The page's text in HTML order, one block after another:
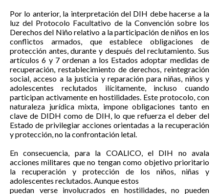
Por lo anterior, la interpretación del DIH debe hacerse a la
luz del Protocolo Facultativo de la Convención sobre los
Derechos del Niño relativo a la participación de niños en los
conflictos armados, que establece obligaciones de
protección antes, durante y después del reclutamiento. Sus
artículos 6 y 7 ordenan a los Estados adoptar medidas de
recuperación, restablecimiento de derechos, reintegración
social, acceso a la justicia y reparación para niñas, niños y
adolescentes reclutados ilícitamente, incluso cuando
participan activamente en hostilidades. Este protocolo, con
naturaleza jurídica mixta, impone obligaciones tanto en
clave de DIDH como de DIH, lo que refuerza el deber del
Estado de privilegiar acciones orientadas a la recuperación
y protección, no la confrontación letal.
En consecuencia, para la COALICO, el DIH no avala
acciones militares que no tengan como objetivo prioritario
la recuperación y protección de los niños, niñas y
adolescentes reclutados. Aunque estos
puedan verse involucrados en hostilidades, no pueden